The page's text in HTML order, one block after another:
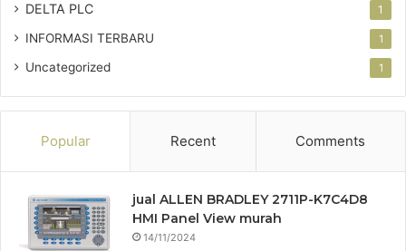
DELTA PLC 1
INFORMASI TERBARU 1
Uncategorized 1
Popular Recent Comments
jual ALLEN BRADLEY 2711P-K7C4D8
HMI Panel View murah
14/11/2024